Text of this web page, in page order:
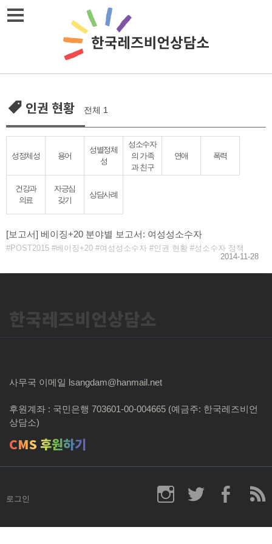
Skip
인권 현황 전체 1
성정체성 용어
성별정체
성
성소수자
의 가족
과 친구
연애 폭력
건강과
의료
자긍심
갖기
상담사례
[보고서] 베이징+20 분야별 보고서: 여성성소수자
POST2015 베이징+20 여성성소수자 인권 현황
성소수자 정책
2014-11-28
한국레즈비언상담소
사무국 이메일 lsangdam@hanmail.net
후원계좌 : 국민은행 703601-00-004665 (예금주: 한국레즈비언
상담소)
CMS 후원하기
로그인